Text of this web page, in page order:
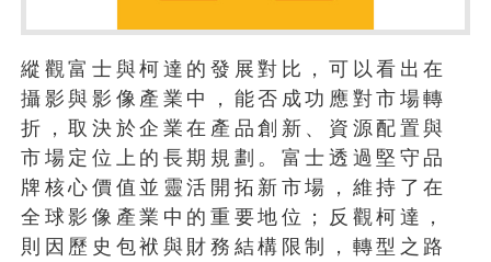
縱觀富士與柯達的發展對比，可以看出在
攝影與影像產業中，能否成功應對市場轉
折，取決於企業在產品創新、資源配置與
市場定位上的長期規劃。富士透過堅守品
牌核心價值並靈活開拓新市場，維持了在
全球影像產業中的重要地位；反觀柯達，
則因歷史包袱與財務結構限制，轉型之路